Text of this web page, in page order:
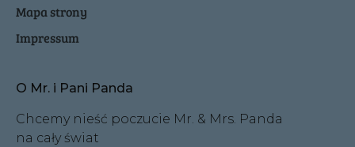
Mapa strony
Impressum
O Mr. i Pani Panda
Chcemy nieść poczucie Mr. & Mrs. Panda
na cały świat